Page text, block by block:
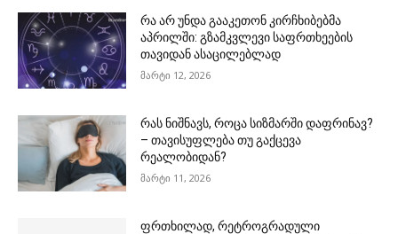
რა არ უნდა გააკეთონ კირჩხიბებმა
აპრილში: გზამკვლევი საფრთხეების
თავიდან ასაცილებლად
მარტი 12, 2026
რას ნიშნავს, როცა სიზმარში დაფრინავ?
– თავისუფლება თუ გაქცევა
რეალობიდან?
მარტი 11, 2026
ფრთხილად, რეტროგრადული